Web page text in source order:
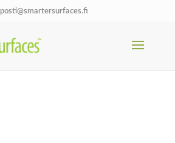
posti@smartersurfaces.fi